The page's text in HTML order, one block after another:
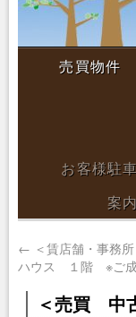
売買物件
お客様駐
案内
← ＜賃店舗・事務
ハウス １階 ※ご成
＜売買 中